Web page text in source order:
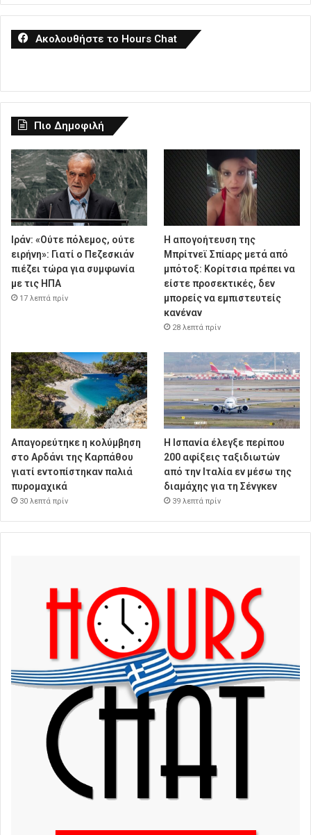
Ακολουθήστε το Hours Chat
Πιο Δημοφιλή
Ιράν: «Ούτε πόλεμος, ούτε
ειρήνη»: Γιατί ο Πεζεσκιάν
πιέζει τώρα για συμφωνία
με τις ΗΠΑ
17 λεπτά πρίν
Η απογοήτευση της
Μπρίτνεϊ Σπίαρς μετά από
μπότοξ: Κορίτσια πρέπει να
είστε προσεκτικές, δεν
μπορείς να εμπιστευτείς
κανέναν
28 λεπτά πρίν
Απαγορεύτηκε η κολύμβηση
στο Αρδάνι της Καρπάθου
γιατί εντοπίστηκαν παλιά
πυρομαχικά
30 λεπτά πρίν
Η Ισπανία έλεγξε περίπου
200 αφίξεις ταξιδιωτών
από την Ιταλία εν μέσω της
διαμάχης για τη Σένγκεν
39 λεπτά πρίν